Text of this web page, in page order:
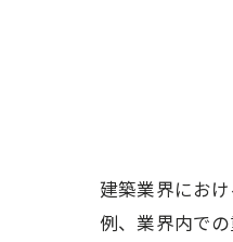
建築業界にお
例、業界内で